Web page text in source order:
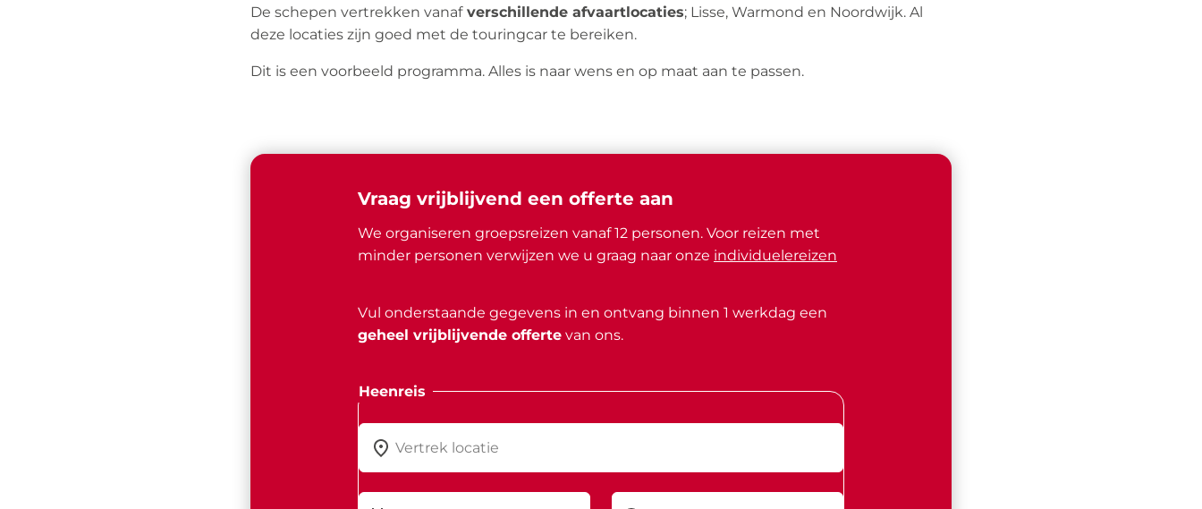
De schepen vertrekken vanafverschillende afvaartlocaties; Lisse, Warmond en Noordwijk. Al
deze locaties zijn goed met de touringcar te bereiken.
Dit is een voorbeeld programma. Alles is naar wens en op maat aan te passen.
Vraag vrijblijvend een offerte aan
We organiseren groepsreizen vanaf 12 personen. Voor reizen met
minder personen verwijzen we u graag naar onze individuelereizen
Vul onderstaande gegevens in en ontvang binnen 1 werkdag een
geheel vrijblijvende offerte van ons.
Heenreis